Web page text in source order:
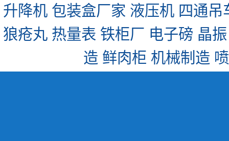
升降机 包装盒厂家 液压机 四通吊
狼疮丸 热量表 铁柜厂 电子磅 晶振
造 鲜肉柜 机械制造